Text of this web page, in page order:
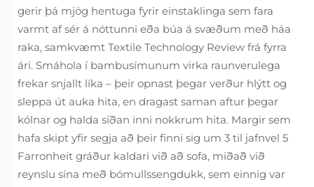
gerir þá mjög hentuga fyrir einstaklinga sem fara
varmt af sér á nóttunni eða búa á svæðum með háa
raka, samkvæmt Textile Technology Review frá fyrra
ári. Smáhola í bambusímunum virka raunverulega
frekar snjallt líka – þeir opnast þegar verður hlýtt og
sleppa út auka hita, en dragast saman aftur þegar
kólnar og halda síðan inni nokkrum hita. Margir sem
hafa skipt yfir segja að þeir finni sig um 3 til jafnvel 5
Farronheit gráður kaldari við að sofa, miðað við
reynslu sína með bómullssengdukk, sem einnig var